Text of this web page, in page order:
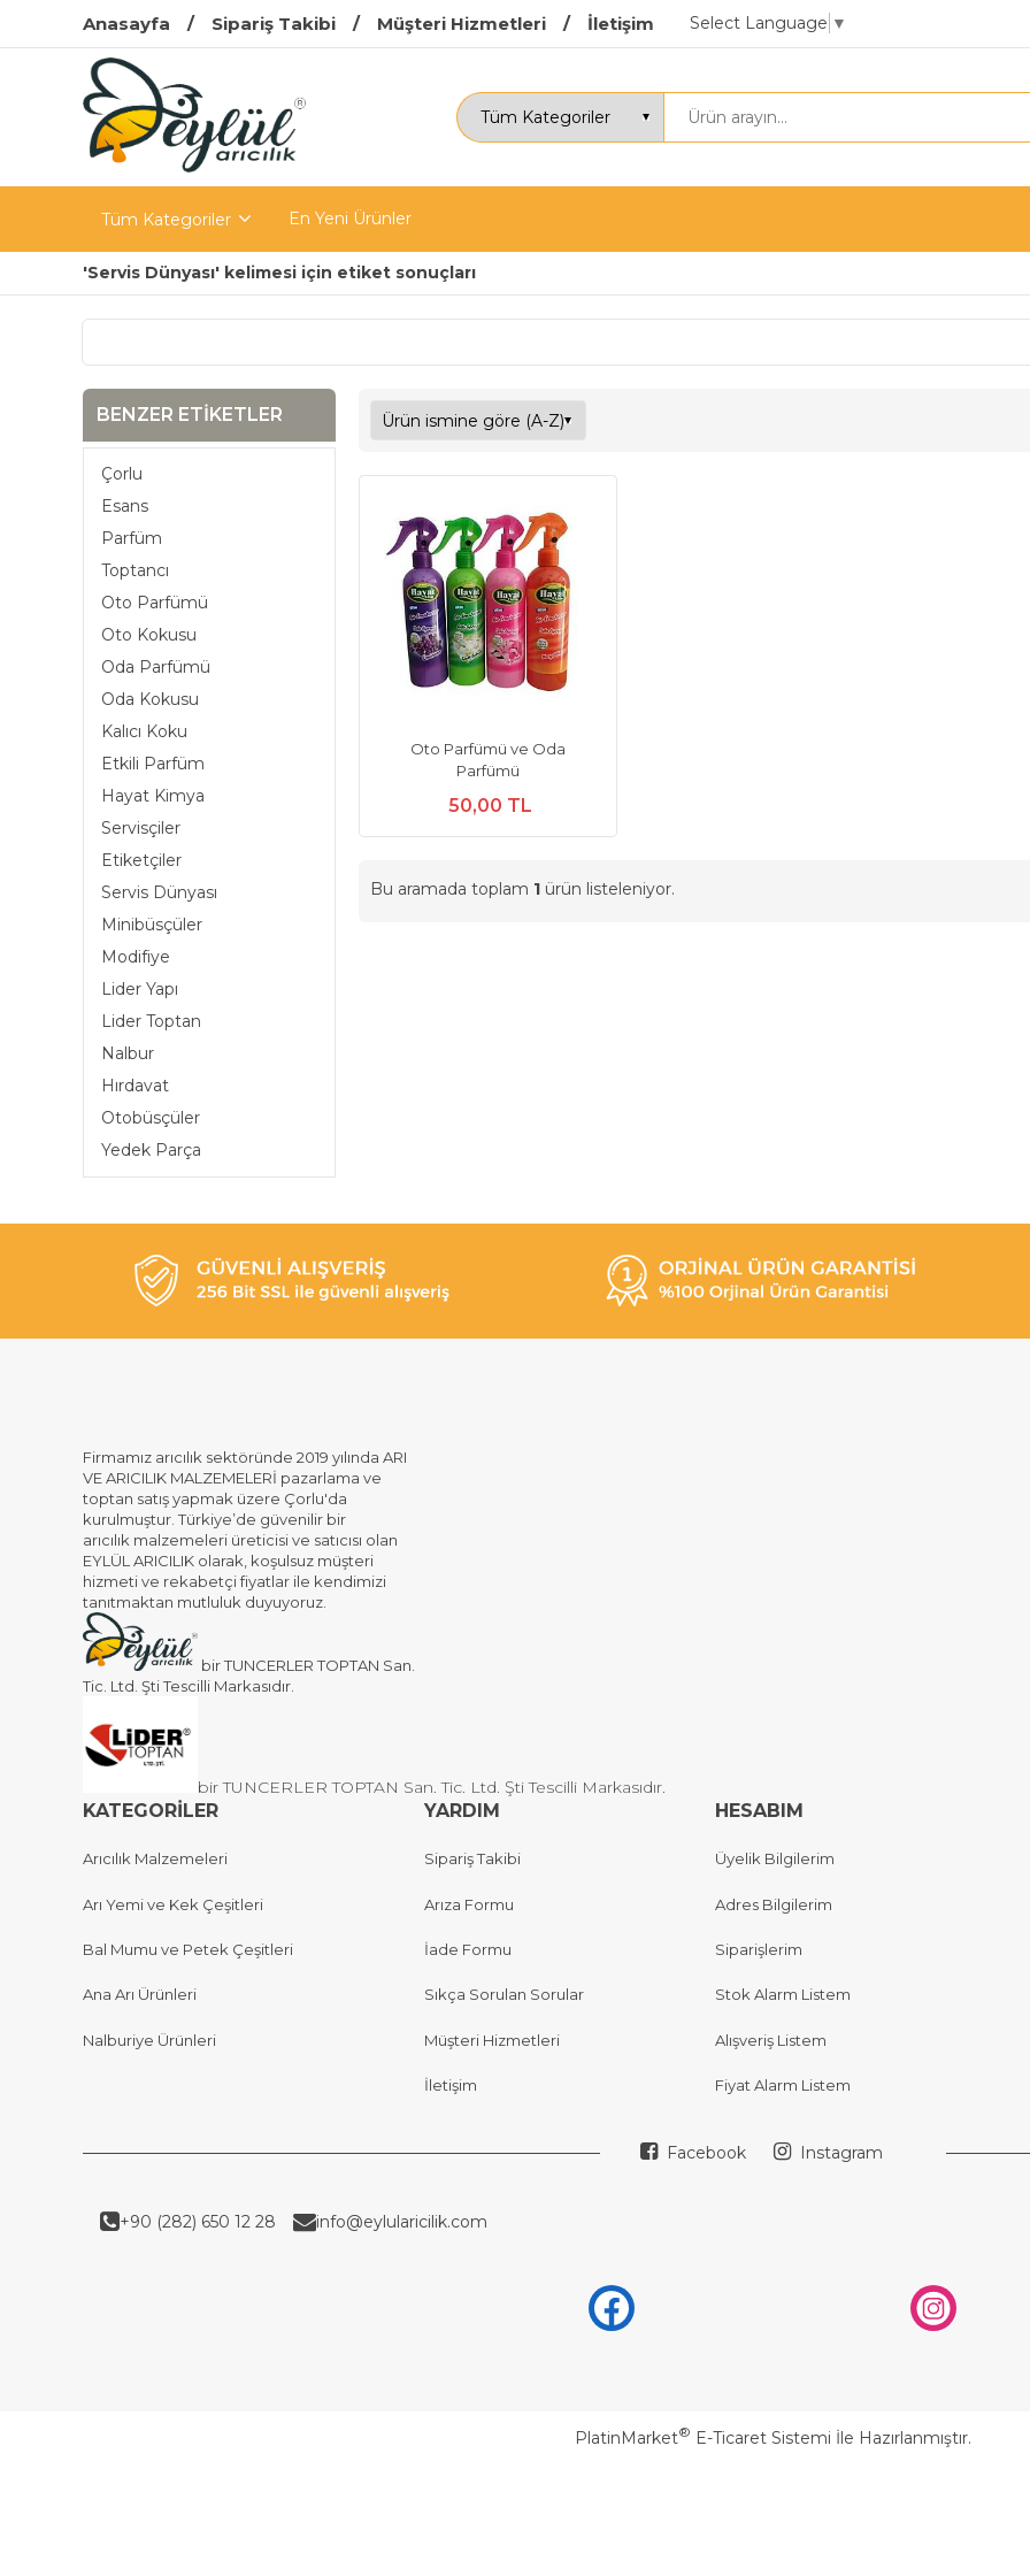
Anasayfa Sipariş Takibi Müşteri Hizmetleri İletişim Select Language ▼
Tüm Kategoriler En Yeni Ürünler
'Servis Dünyası' kelimesi için etiket sonuçları
BENZER ETIKETLER
Çorlu
Esans
Parfüm
Toptancı
Oto Parfümü
Oto Kokusu
Oda Parfümü
Oda Kokusu
Kalıcı Koku
Etkili Parfüm
Hayat Kimya
Servisçiler
Etiketçiler
Servis Dünyası
Minibüsçüler
Modifiye
Lider Yapı
Lider Toptan
Nalbur
Hırdavat
Otobüsçüler
Yedek Parça
Oto Parfümü ve Oda
Parfümü
50,00 TL
Bu aramada toplam 1 ürün listeleniyor.
Firmamız arıcılık sektöründe 2019 yılında ARI
VE ARICILIK MALZEMELERİ pazarlama ve
toptan satış yapmak üzere Çorlu'da
kurulmuştur. Türkiye’de güvenilir bir
arıcılık malzemeleri üreticisi ve satıcısı olan
EYLÜL ARICILIK olarak, koşulsuz müşteri
hizmeti ve rekabetçi fiyatlar ile kendimizi
tanıtmaktan mutluluk duyuyoruz.
bir TUNCERLER TOPTAN San.
Tic. Ltd. Şti Tescilli Markasıdır.
bir TUNCERLER TOPTAN San. Tic. Ltd. Şti Tescilli Markasıdır.
KATEGORİLER
Arıcılık Malzemeleri
Arı Yemi ve Kek Çeşitleri
Bal Mumu ve Petek Çeşitleri
Ana Arı Ürünleri
Nalburiye Ürünleri
YARDIM
Sipariş Takibi
Arıza Formu
İade Formu
Sıkça Sorulan Sorular
Müşteri Hizmetleri
İletişim
HESABIM
Üyelik Bilgilerim
Adres Bilgilerim
Siparişlerim
Stok Alarm Listem
Alışveriş Listem
Fiyat Alarm Listem
Facebook Instagram
+90 (282) 650 12 28 info@eylularicilik.com
PlatinMarket® E-Ticaret Sistemi İle Hazırlanmıştır.